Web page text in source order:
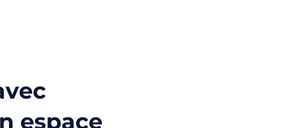
espace